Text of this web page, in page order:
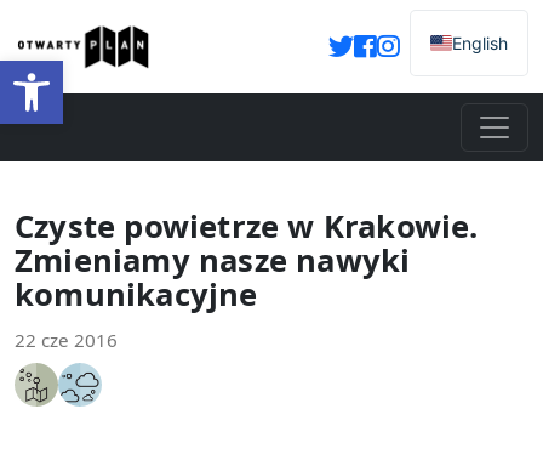
Otwórz pasek narzędzi
English
Czyste powietrze w Krakowie.
Zmieniamy nasze nawyki
komunikacyjne
22 cze 2016